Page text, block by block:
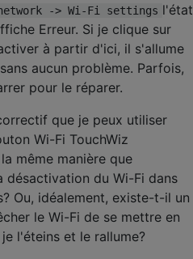
-> Wi-Fi settings l'état
Erreur. Si je clique sur
à partir d'ici, il s'allume
aucun problème. Parfois,
pour le réparer.
que je peux utiliser
Wi-Fi TouchWiz
même manière que
désactivation du Wi-Fi dans
Ou, idéalement, existe-t-il un
le Wi-Fi de se mettre en
l'éteins et le rallume?